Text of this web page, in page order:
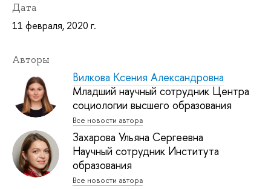
Дата
11 февраля, 2020 г.
Авторы
Вилкова Ксения Александровна
Младший научный сотрудник Центра
социологии высшего образования
Все новости автора
Захарова Ульяна Сергеевна
Научный сотрудник Института
образования
Все новости автора